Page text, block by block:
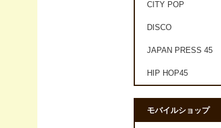
CITY POP
DISCO
JAPAN PRESS 45
HIP HOP45
モバイルショップ